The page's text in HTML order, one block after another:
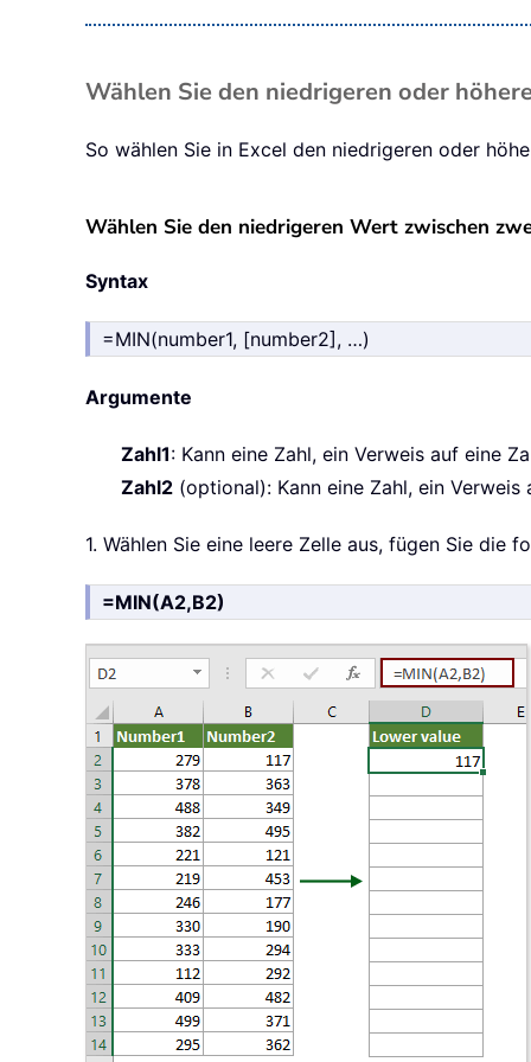
Wählen Sie den niedrigeren oder
So wählen Sie in Excel den niedrigeren oder
Wählen Sie den niedrigeren Wert zwischen
Syntax
=MIN(number1, [number2], …)
Argumente
Zahl1: Kann eine Zahl, ein Verweis auf eine
Zahl2 (optional): Kann eine Zahl, ein
1. Wählen Sie eine leere Zelle aus, fügen Sie
=MIN(A2,B2)